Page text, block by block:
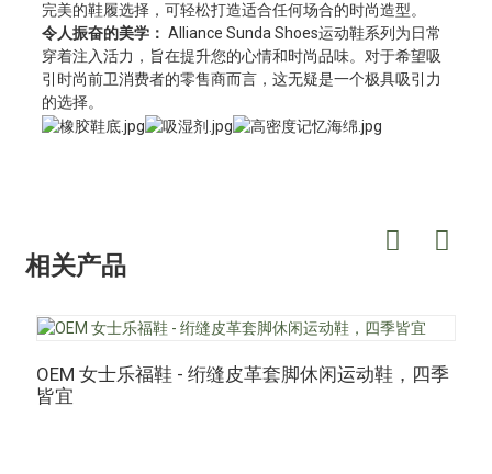
完美的鞋履选择，可轻松打造适合任何场合的时尚造型。
令人振奋的美学： Alliance Sunda Shoes运动鞋系列为日常
穿着注入活力，旨在提升您的心情和时尚品味。对于希望吸
引时尚前卫消费者的零售商而言，这无疑是一个极具吸引力
的选择。
相关产品
OEM 女士乐福鞋 - 绗缝皮革套脚休闲运动鞋，四季
皆宜